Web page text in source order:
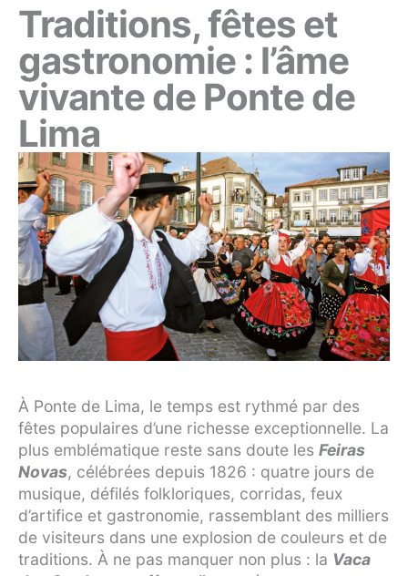
Traditions, fêtes et
gastronomie : l’âme
vivante de Ponte de
Lima
À Ponte de Lima, le temps est rythmé par des
fêtes populaires d’une richesse exceptionnelle. La
plus emblématique reste sans doute les Feiras
Novas, célébrées depuis 1826 : quatre jours de
musique, défilés folkloriques, corridas, feux
d’artifice et gastronomie, rassemblant des milliers
de visiteurs dans une explosion de couleurs et de
traditions. À ne pas manquer non plus : la Vaca